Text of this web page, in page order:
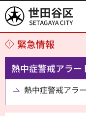
世田谷区
緊急情報
熱中症警戒アラー
熱中症警戒アラ